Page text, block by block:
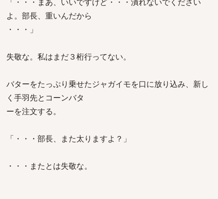
よ。部長、重いんだから
・・・」
失敬な。私はまだ３桁行ってない。
バターをたっぷり乗せたジャガイモを口に放り込み、新し
く手羽先とコーンバタ
ーを注文する。
「・・・部長、また太りますよ？」
・・・またとは失敬な。